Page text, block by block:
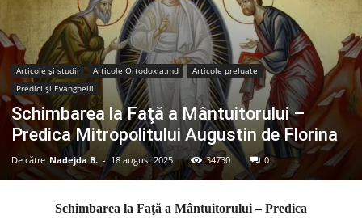
Articole şi studii Articole Ortodoxia.md
Articole preluate
Predici şi Evanghelii
Schimbarea la Faţă a Mântuitorului –
Predica Mitropolitului Augustin de Florina
De către Nadejda B. - 18 august 2025 34730 0
Schimbarea la Faţă a Mântuitorului – Predica